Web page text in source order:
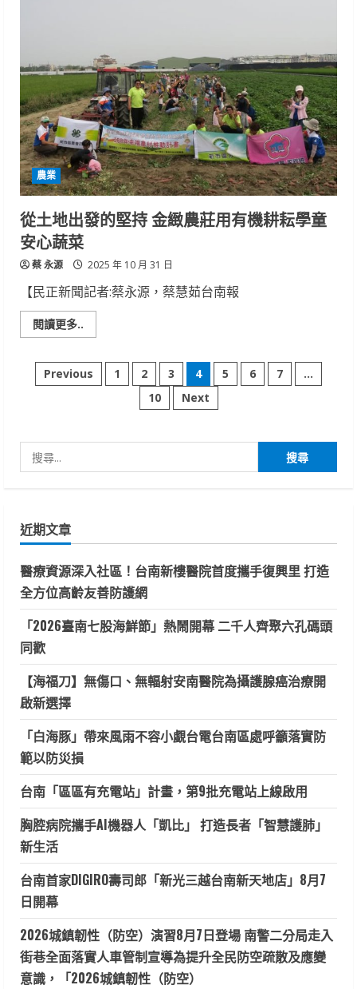
4
日
辦
理
國
產
落
花
生
機
械
乾
燥
觀
摩
會
農業
從土地出發的堅持 金緻農莊用有機耕耘學童
安心蔬菜
蔡 永源 2025 年 10 月 31 日
【民正新聞記者:蔡永源，蔡慧茹台南報
閱讀更多..
more
土
地
出
金
農
學
安
心
蔬
菜
文
分
頁
Previous 1 2 3 4 5 6 7
...
10
Next
尋
字:
近期文章
醫療資源深入社區！台南新樓醫院首度攜手復興里 打造
全方位高齡友善防護網
「2026臺南七股海鮮節」熱鬧開幕 二千人齊聚六孔碼頭
同歡
【海福刀】無傷口、無輻射安南醫院為攝護腺癌治療開
啟新選擇
「白海豚」帶來風雨不容小覷台電台南區處呼籲落實防
範以防災損
台南「區區有充電站」計畫，第9批充電站上線啟用
胸腔病院攜手AI機器人「凱比」 打造長者「智慧護肺」
新生活
台南首家DIGIRO壽司郎「新光三越台南新天地店」8月7
日開幕
2026城鎮韌性（防空）演習8月7日登場 南警二分局走入
街巷全面落實人車管制宣導為提升全民防空疏散及應變
意識，「2026城鎮韌性（防空）